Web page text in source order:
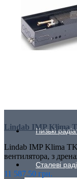
Низькі
Сталеві
Lindab IMP Klima
Lindab IMP Klima
вентилятора, з
11 587.50 грн.